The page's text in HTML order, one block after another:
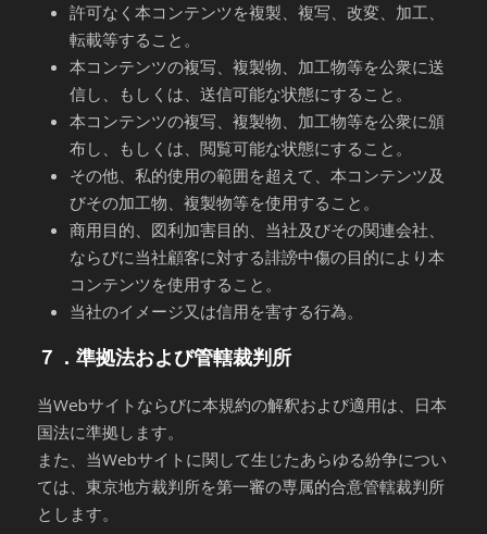
許可なく本コンテンツを複製、複写、改変、加工、
転載等すること。
本コンテンツの複写、複製物、加工物等を公衆に送
信し、もしくは、送信可能な状態にすること。
本コンテンツの複写、複製物、加工物等を公衆に頒
布し、もしくは、閲覧可能な状態にすること。
その他、私的使用の範囲を超えて、本コンテンツ及
びその加工物、複製物等を使用すること。
商用目的、図利加害目的、当社及びその関連会社、
ならびに当社顧客に対する誹謗中傷の目的により本
コンテンツを使用すること。
当社のイメージ又は信用を害する行為。
７．準拠法および管轄裁判所
当Webサイトならびに本規約の解釈および適用は、日本
国法に準拠します。
また、当Webサイトに関して生じたあらゆる紛争につい
ては、東京地方裁判所を第一審の専属的合意管轄裁判所
とします。